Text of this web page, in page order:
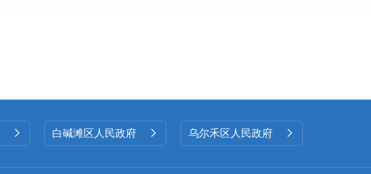
 白碱滩区人民政府  乌尔禾区人民政府 